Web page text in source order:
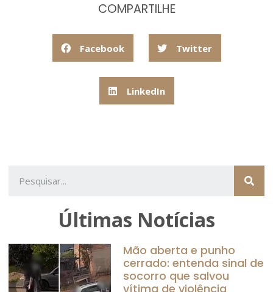
COMPARTILHE
Facebook Twitter
LinkedIn
Últimas Notícias
Mão aberta e punho
cerrado: entenda sinal de
socorro que salvou
vítima de violência